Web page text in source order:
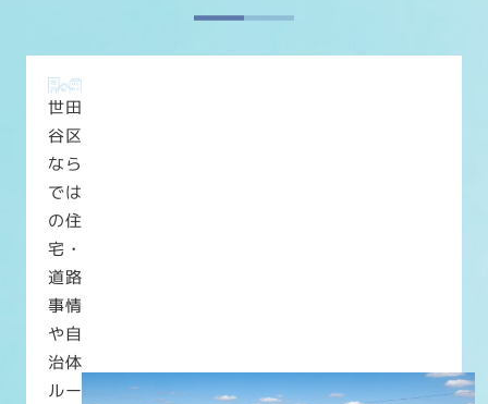
世田
谷区
なら
では
の住
宅・
道路
事情
や自
治体
ルー